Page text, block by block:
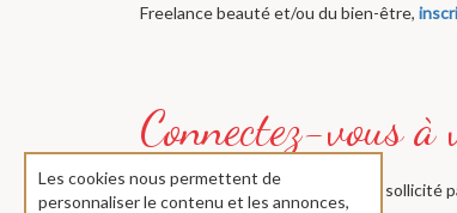
Les cookies nous permettent de
personnaliser le contenu et les annonces,
Freelance beauté et/ou du bien-être,
Désormais, préparez-vous à être sollicité